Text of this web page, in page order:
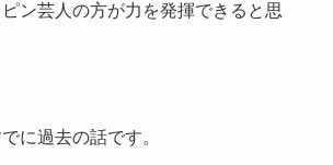
ン芸人の方が力を発揮できると思
に過去の話です。